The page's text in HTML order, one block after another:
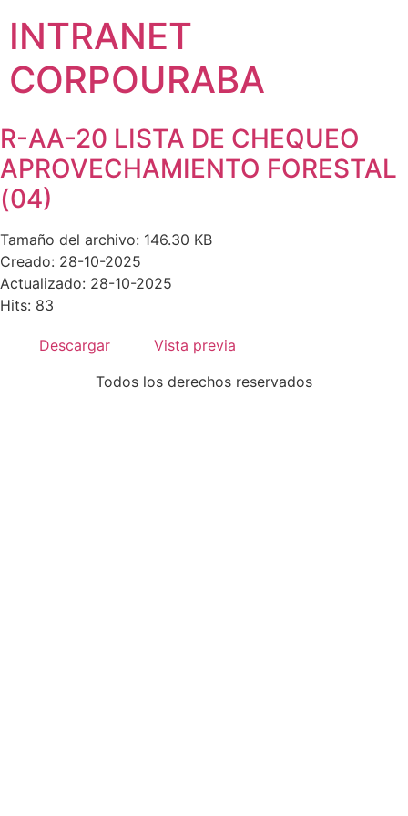
INTRANET
CORPOURABA
R-AA-20 LISTA DE CHEQUEO
APROVECHAMIENTO FORESTAL
(04)
Tamaño del archivo: 146.30 KB
Creado: 28-10-2025
Actualizado: 28-10-2025
Hits: 83
Descargar
Vista previa
Todos los derechos reservados